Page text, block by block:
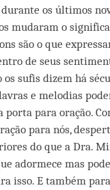
os últimos
mudaram o
são o que
de seus
os sufis dizem há
e melodias
porta para oração.
para nós,
do que a Dra.
adormece mas
isso. E também